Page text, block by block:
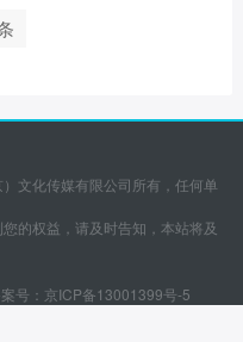
文化传媒有限公司所有，任何单
的权益，请及时告知，本站将及
号： 京ICP备13001399号-5